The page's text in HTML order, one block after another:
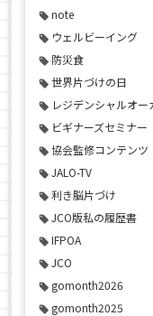
note
ウェルビーイング
防災食
世界片づけの日
レジデンシャルオー
ビギナーズセミナー
協会監修コンテンツ
JALO-TV
利き脳片づけ
JCO版私の履歴書
IFPOA
JCO
gomonth2026
gomonth2025